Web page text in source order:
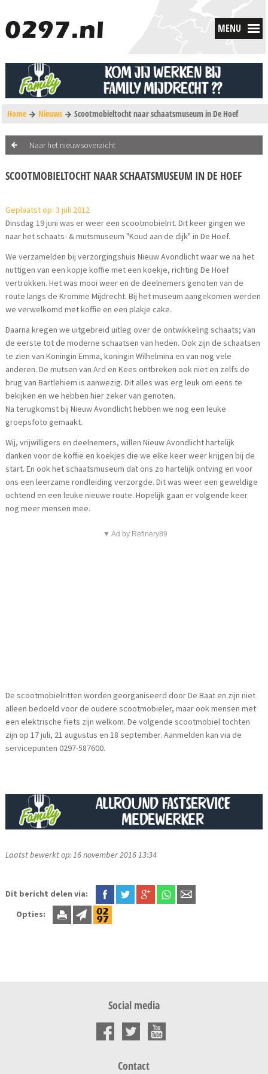
MENU
Home Nieuws Scootmobieltocht naar schaatsmuseum in De Hoef
Naar het nieuwsoverzicht
SCOOTMOBIELTOCHT NAAR SCHAATSMUSEUM IN DE HOEF
Geplaatst op: 3 juli 2012
Dinsdag 19 juni was er weer een scootmobielrit. Dit keer gingen we
naar het schaats- & mutsmuseum "Koud aan de dijk" in De Hoef.
We verzamelden bij verzorgingshuis Nieuw Avondlicht waar we na het
nuttigen van een kopje koffie met een koekje, richting De Hoef
vertrokken. Het was mooi weer en de deelnemers genoten van de
route langs de Kromme Mijdrecht. Bij het museum aangekomen werden
we verwelkomd met koffie en een plakje cake.
Daarna kregen we uitgebreid uitleg over de ontwikkeling schaats; van
de eerste tot de moderne schaatsen van heden. Ook zijn de schaatsen
te zien van Koningin Emma, koningin Wilhelmina en van nog vele
anderen. De mutsen van Ard en Kees ontbreken ook niet en zelfs de
brug van Bartlehiem is aanwezig. Dit alles was erg leuk om eens te
bekijken en we hebben hier zeker van genoten.
Na terugkomst bij Nieuw Avondlicht hebben we nog een leuke
groepsfoto gemaakt.
Wij, vrijwilligers en deelnemers, willen Nieuw Avondlicht hartelijk
danken voor de koffie en koekjes die we elke keer weer krijgen bij de
start. En ook het schaatsmuseum dat ons zo hartelijk ontving en voor
ons een leerzame rondleiding verzorgde. Dit was weer een geweldige
ochtend en een leuke nieuwe route. Hopelijk gaan er volgende keer
nog meer mensen mee.
▼ Ad by Refinery89
De scootmobielritten worden georganiseerd door De Baat en zijn niet
alleen bedoeld voor de oudere scootmobieler, maar ook mensen met
een elektrische fiets zijn welkom. De volgende scootmobiel tochten
zijn op 17 juli, 21 augustus en 18 september. Aanmelden kan via de
servicepunten 0297-587600.
Laatst bewerkt op: 16 november 2016 13:34
Dit bericht delen via:
Opties:
Social media
Contact